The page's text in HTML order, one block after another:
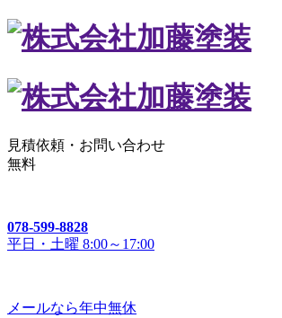
見積依頼・ お問い合わせ
無料
078-599-8828
平日・土曜 8:00～17:00
メールなら年中無休